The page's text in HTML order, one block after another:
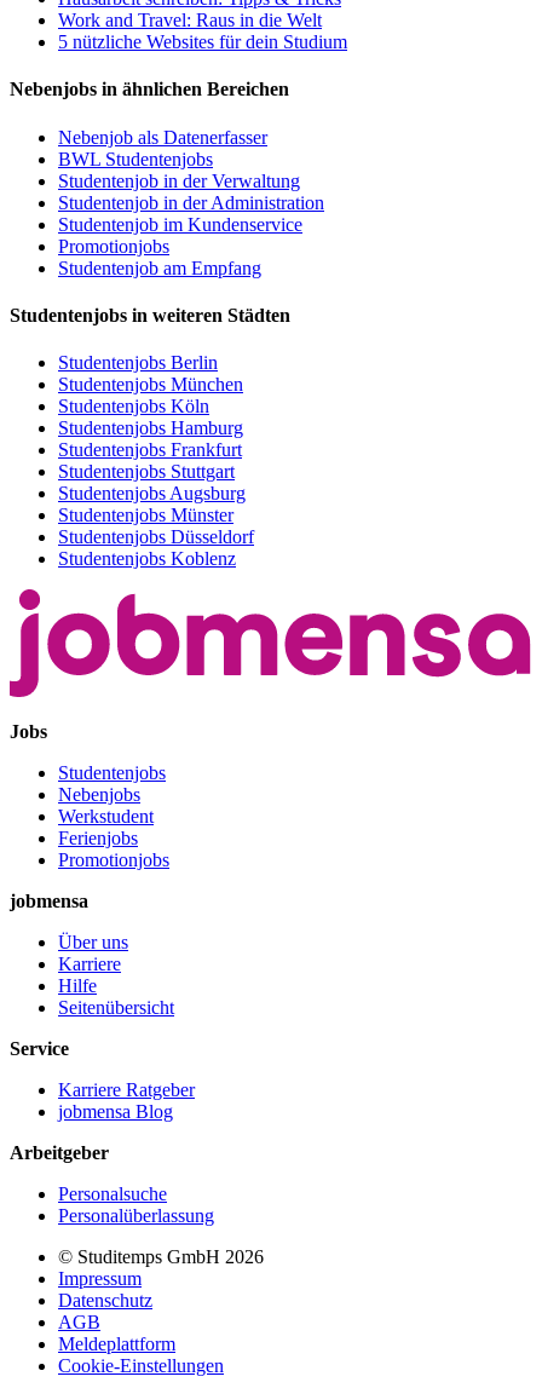
Work and Travel: Raus in die Welt
5 nützliche Websites für dein Studium
Nebenjobs in ähnlichen Bereichen
Nebenjob als Datenerfasser
BWL Studentenjobs
Studentenjob in der Verwaltung
Studentenjob in der Administration
Studentenjob im Kundenservice
Promotionjobs
Studentenjob am Empfang
Studentenjobs in weiteren Städten
Studentenjobs Berlin
Studentenjobs München
Studentenjobs Köln
Studentenjobs Hamburg
Studentenjobs Frankfurt
Studentenjobs Stuttgart
Studentenjobs Augsburg
Studentenjobs Münster
Studentenjobs Düsseldorf
Studentenjobs Koblenz
Jobs
Studentenjobs
Nebenjobs
Werkstudent
Ferienjobs
Promotionjobs
jobmensa
Über uns
Karriere
Hilfe
Seitenübersicht
Service
Karriere Ratgeber
jobmensa Blog
Arbeitgeber
Personalsuche
Personalüberlassung
© Studitemps GmbH 2026
Impressum
Datenschutz
AGB
Meldeplattform
Cookie-Einstellungen